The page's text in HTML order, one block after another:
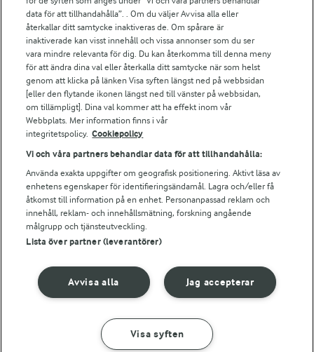
GÖR SÅ HÄR INGREDIENSER
För ägare
Arlas kundportal
Arla.com
Falbygdens Ost
Arla webbshop
Bildbank
Följ oss
© 2026 Arla Foods
data för att tillhandahålla”. . Om du väljer Avvisa alla eller
återkallar ditt samtycke inaktiveras de. Om spårare är
inaktiverade kan visst innehåll och vissa annonser som du ser
vara mindre relevanta för dig. Du kan återkomma till denna meny
för att ändra dina val eller återkalla ditt samtycke när som helst
genom att klicka på länken Visa syften längst ned på webbsidan
[eller den flytande ikonen längst ned till vänster på webbsidan,
om tillämpligt]. Dina val kommer att ha effekt inom vår
Webbplats. Mer information finns i vår
integritetspolicy. Cookiepolicy
Vi och våra partners behandlar data för att tillhandahålla:
Använda exakta uppgifter om geografisk positionering. Aktivt läsa av
enhetens egenskaper för identifieringsändamål. Lagra och/eller få
åtkomst till information på en enhet. Personanpassad reklam och
innehåll, reklam- och innehållsmätning, forskning angående
målgrupp och tjänsteutveckling.
Lista över partner (leverantörer)
Jag accepterar
Avvisa alla
Visa syften